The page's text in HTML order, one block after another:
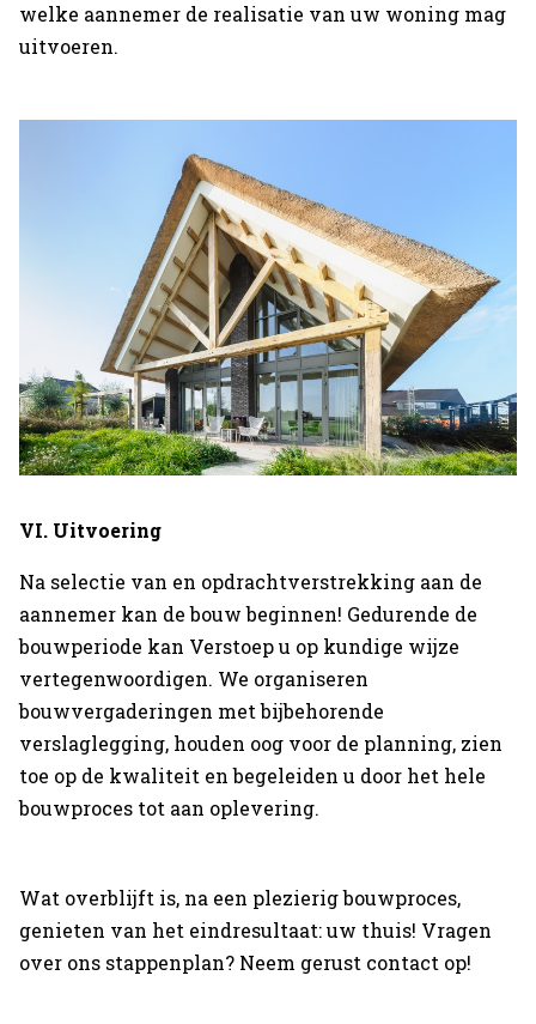
welke aannemer de realisatie van uw woning mag
uitvoeren.
VI. Uitvoering
Na selectie van en opdrachtverstrekking aan de
aannemer kan de bouw beginnen! Gedurende de
bouwperiode kan Verstoep u op kundige wijze
vertegenwoordigen. We organiseren
bouwvergaderingen met bijbehorende
verslaglegging, houden oog voor de planning, zien
toe op de kwaliteit en begeleiden u door het hele
bouwproces tot aan oplevering.
Wat overblijft is, na een plezierig bouwproces,
genieten van het eindresultaat: uw thuis! Vragen
over ons stappenplan? Neem gerust contact op!